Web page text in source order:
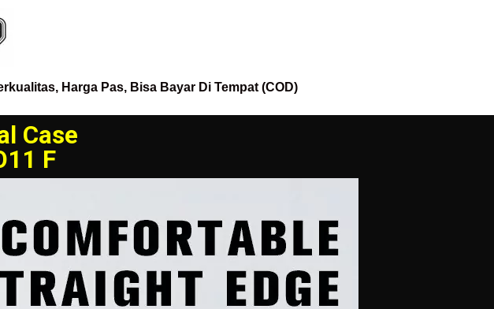
Harga Pas, Bisa Bayar Di Tempat (COD)
Case
F